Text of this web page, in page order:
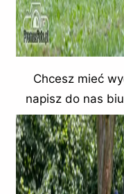
Chcesz mieć
napisz do nas